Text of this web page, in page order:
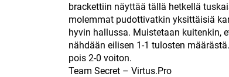
brackettiin näyttää tällä hetkellä
molemmat pudottivatkin yksittäisiä
hyvin hallussa. Muistetaan kuitenkin,
nähdään eilisen 1-1 tulosten
pois 2-0 voiton.
Team Secret – Virtus.Pro